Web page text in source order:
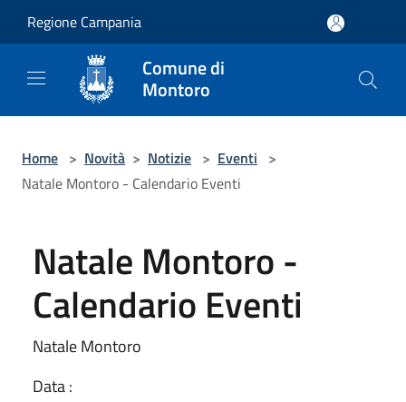
Regione Campania
Comune di
Montoro
Home > Novità > Notizie > Eventi >
Natale Montoro - Calendario Eventi
Natale Montoro -
Calendario Eventi
Natale Montoro
Data :